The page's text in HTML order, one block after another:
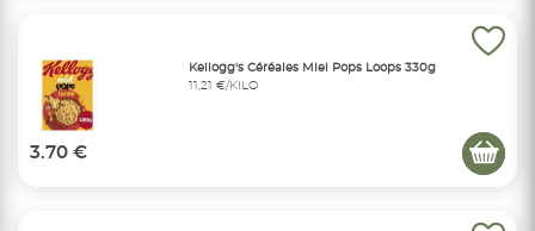
Kellogg's Céréales Miel Pops Loops 330g
11,21 €/KILO
3.70 €